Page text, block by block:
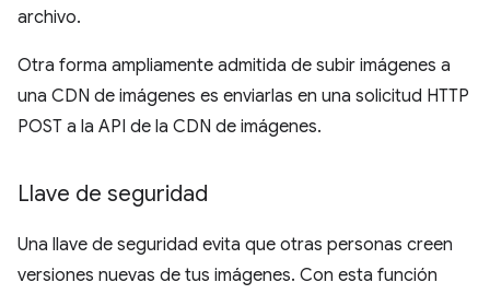
archivo.
Otra forma ampliamente admitida de subir imágenes a
una CDN de imágenes es enviarlas en una solicitud HTTP
POST a la API de la CDN de imágenes.
Llave de seguridad
Una llave de seguridad evita que otras personas creen
versiones nuevas de tus imágenes. Con esta función